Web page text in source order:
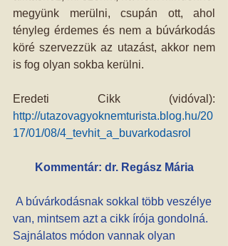
megyünk merülni, csupán ott, ahol
tényleg érdemes és nem a búvárkodás
köré szervezzük az utazást, akkor nem
is fog olyan sokba kerülni.
http://utazovagyoknemturista.blog.hu/20
17/01/08/4_tevhit_a_buvarkodasrol
Kommentár: dr. Regász Mária
van, mintsem azt a cikk írója gondolná.
Sajnálatos módon vannak olyan